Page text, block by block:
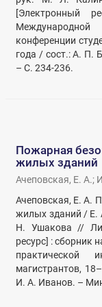
[Электронный
конференции
года / сост.: А. П.
– С. 234-236.
Пожарная
жилых зданий
Ачеповская, Е. А.;
Ачеповская, Е. А.
жилых зданий / Е.
Н. Ушакова //
ресурс] : сборник
практической
магистрантов,
И. А. Иванов. –